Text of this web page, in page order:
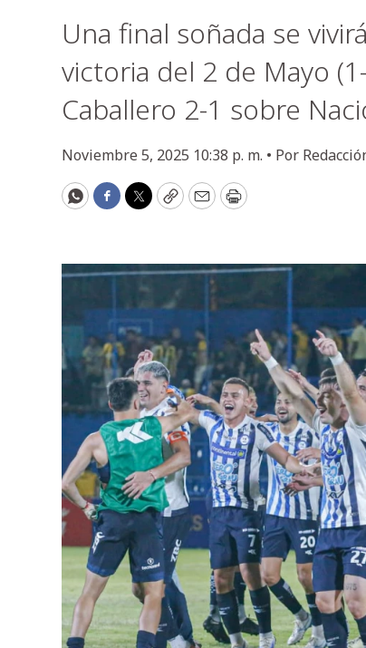
Una final soñada se
victoria del 2 de Mayo
Caballero 2-1 sobre
Noviembre 5, 2025 10:38 p. m. • Por
WhatsApp
Facebook
Twitter
CopyEmailPrint